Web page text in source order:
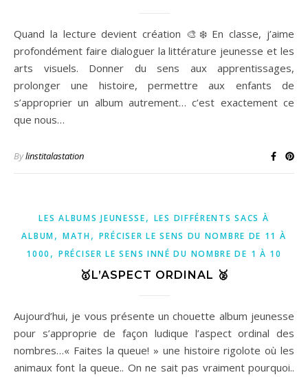
Quand la lecture devient création 🎨❄️ En classe, j’aime
profondément faire dialoguer la littérature jeunesse et les
arts visuels. Donner du sens aux apprentissages,
prolonger une histoire, permettre aux enfants de
s’approprier un album autrement… c’est exactement ce
que nous…
Bylinstitalastation
LES ALBUMS JEUNESSE, LES DIFFÉRENTS SACS À
ALBUM, MATH, PRÉCISER LE SENS DU NOMBRE DE 11 À
1000 ,PRÉCISER LE SENS INNÉ DU NOMBRE DE 1 À 10
🥇L’ASPECT ORDINAL 🥈
Aujourd’hui, je vous présente un chouette album jeunesse
pour s’approprie de façon ludique l’aspect ordinal des
nombres…« Faites la queue! » une histoire rigolote où les
animaux font la queue.. On ne sait pas vraiment pourquoi..